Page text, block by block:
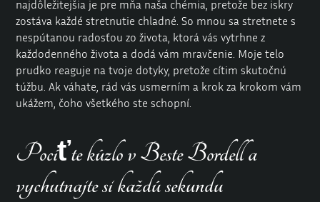
najdôležitejšia je pre mňa naša chémia, pretože bez iskry
zostáva každé stretnutie chladné. So mnou sa stretnete s
nespútanou radosťou zo života, ktorá vás vytrhne z
každodenného života a dodá vám mravčenie. Moje telo
prudko reaguje na tvoje dotyky, pretože cítim skutočnú
túžbu. Ak váhate, rád vás usmerním a krok za krokom vám
ukážem, čoho všetkého ste schopní.
Pocíťte kúzlo v Beste Bordell a
vychutnajte si každú sekundu